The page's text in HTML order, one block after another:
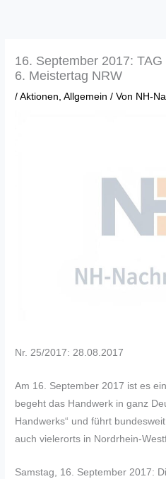
16. September 2017:
6. Meistertag NRW
/Aktionen,Allgemein / Von NH-
Nr. 25/2017: 28.08.2017
Am 16. September 2017 ist es
begeht das Handwerk in ganz
Handwerks“ und führt
auch vielerorts in Nordrhein-
Samstag, 16. September 2017: